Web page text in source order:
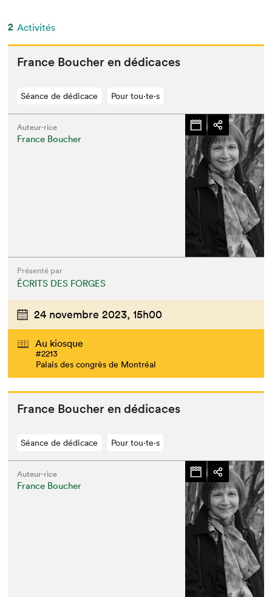
2 Activités
France Bouch­er en dédicaces
Séance de dédicace Pour tou⋅te⋅s
Auteur·rice
France Boucher
Présenté par
ÉCRITS DES FORGES
24 novembre 2023, 15h00
Au kiosque
#2213
Palais des congrès de Montréal
France Bouch­er en dédicaces
Séance de dédicace Pour tou⋅te⋅s
Auteur·rice
France Boucher